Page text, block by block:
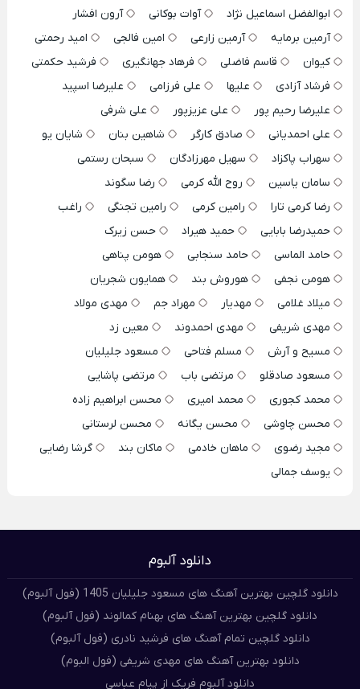
ابوالفضل اسماعیل نژاد
آوات بوکانی
آرون افشار
آرمین برمایه
آرمین زارعی امین فالجی
امید رحمتی
کیوان
قاسم فاضلی فرهاد جهانگیری
فرشید حکمتی
فرشاد آزادی
علیها علی فرزامی
علیرضا اسپید
علیرضا رحیم پور
علی عزیزپور
علی شرفی
علی احمدیانی
صادق کارگر شاهین بنان
شایان یو
سهراب پاکزاد
سهیل مهرزادگان
سبحان رستمی
سامان یاسین
روح الله کرمی
رضا سگوند
رضا کرمی تارا
رامین کرمی رامین تجنگی
راغب
حمیدرضا بابایی
حمید هیراد
حسن زیرک
حامد الماسی
حامد سنجابی
هومن پناهی
هومن نجفی
هوروش بند
همایون شجریان
میلاد غلامی
مهدیار مهراد جم
مهدی مولاد
مهدی شریفی
مهدی احمدوند
معین زد
مسیح و آرش
مسلم فتاحی
مسعود جلیلیان
مسعود صادقلو
مرتضی باب
مرتضی پاشایی
محمد کجوری
محمد امیری
محسن ابراهیم زاده
محسن چاوشی
محسن یگانه
محسن لرستانی
مجید رضوی
ماهان خادمی ماکان بند
گرشا رضایی
یوسف جمالی
دانلود آلبوم
دانلود گلچین بهترین آهنگ های مسعود جلیلیان 1405 (فول آلبوم)
دانلود گلچین بهترین آهنگ های بهنام کمالوند (فول آلبوم)
دانلود گلچین تمام آهنگ های فرشید نادری (فول آلبوم)
دانلود بهترین آهنگ های مهدی شریفی (فول البوم)
دانلود آلبوم فریک از پیام عباسی